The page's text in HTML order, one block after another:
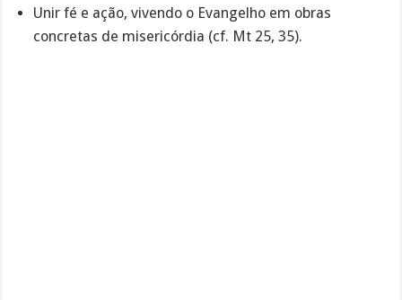
Unir fé e ação, vivendo o Evangelho em obras
concretas de misericórdia (cf. Mt 25, 35).